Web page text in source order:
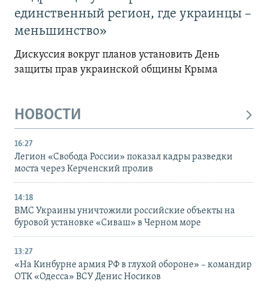
единственный регион, где украинцы –
меньшинство»
Дискуссия вокруг планов установить День
защиты прав украинской общины Крыма
НОВОСТИ
16:27
Легион «Свобода России» показал кадры разведки
моста через Керченский пролив
14:18
ВМС Украины уничтожили российские объекты на
буровой установке «Сиваш» в Черном море
13:27
«На Кинбурне армия РФ в глухой обороне» – командир
ОТК «Одесса» ВСУ Денис Носиков